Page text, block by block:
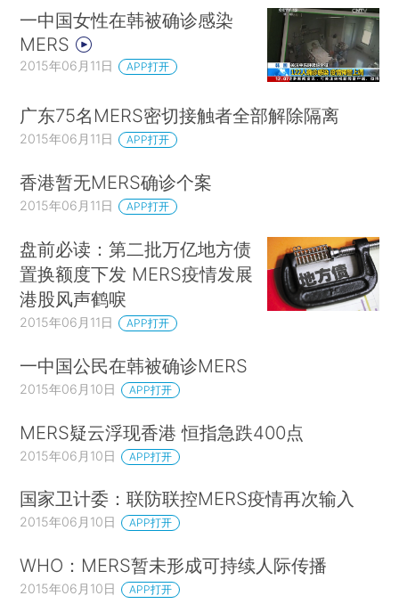
一中国女性在韩被确诊感染
MERS
2015年06月11日 APP打开
广东75名MERS密切接触者全部解除隔离
2015年06月11日 APP打开
香港暂无MERS确诊个案
2015年06月11日 APP打开
盘前必读：第二批万亿地方债
置换额度下发 MERS疫情发展
港股风声鹤唳
2015年06月11日 APP打开
一中国公民在韩被确诊MERS
2015年06月10日 APP打开
MERS疑云浮现香港 恒指急跌400点
2015年06月10日 APP打开
国家卫计委：联防联控MERS疫情再次输入
2015年06月10日 APP打开
WHO：MERS暂未形成可持续人际传播
2015年06月10日 APP打开